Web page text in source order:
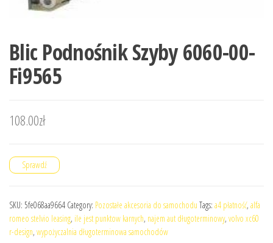
Blic Podnośnik Szyby 6060-00-
Fi9565
108.00zł
Sprawdź
SKU: 5fe068aa9664 Category: Pozostałe akcesoria do samochodu Tags: a4 płatność, alfa
romeo stelvio leasing, ile jest punktow karnych, najem aut długoterminowy, volvo xc60
r-design, wypożyczalnia długoterminowa samochodów